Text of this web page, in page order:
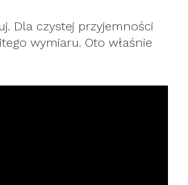
Dla czystej przyjemności
wymiaru. Oto właśnie